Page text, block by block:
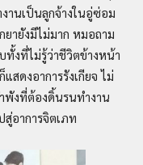
านเป็นลูกจ้างในอู่ซ่อม
ยายังมีไม่มาก หมอถาม
ทั้งที่ไม่รู้ว่าชีวิตข้างหน้า
สดงอาการรังเกียจ ไม่
พังที่ต้องดิ้นรนทำงาน
สู่อาการจิตเภท